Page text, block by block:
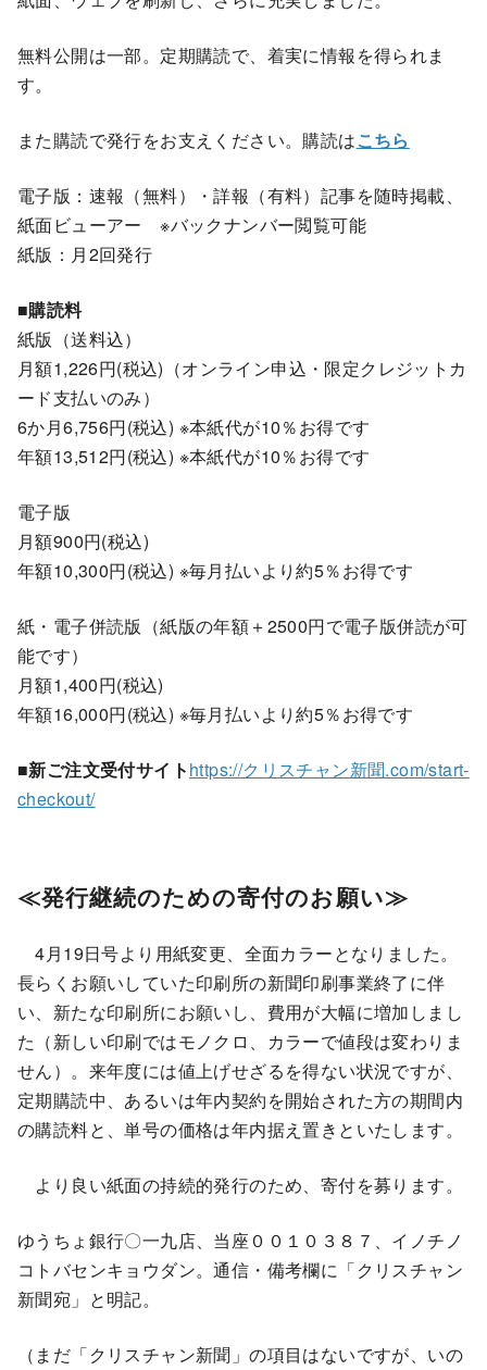
無料公開は一部。定期購読で、着実に情報を得られま
す。
また購読で発行をお支えください。購読はこちら
電子版：速報（無料）・詳報（有料）記事を随時掲載、
紙面ビューアー ※バックナンバー閲覧可能
紙版：月2回発行
■購読料
紙版（送料込）
月額1,226円(税込)（オンライン申込・限定クレジットカ
ード支払いのみ）
6か月6,756円(税込) ※本紙代が10％お得です
年額13,512円(税込) ※本紙代が10％お得です
電子版
月額900円(税込)
年額10,300円(税込) ※毎月払いより約5％お得です
紙・電子併読版（紙版の年額＋2500円で電子版併読が可
能です）
月額1,400円(税込)
年額16,000円(税込) ※毎月払いより約5％お得です
■新ご注文受付サイトhttps://クリスチャン新聞.com/start-
checkout/
≪発行継続のための寄付のお願い≫
4月19日号より用紙変更、全面カラーとなりました。
長らくお願いしていた印刷所の新聞印刷事業終了に伴
い、新たな印刷所にお願いし、費用が大幅に増加しまし
た（新しい印刷ではモノクロ、カラーで値段は変わりま
せん）。来年度には値上げせざるを得ない状況ですが、
定期購読中、あるいは年内契約を開始された方の期間内
の購読料と、単号の価格は年内据え置きといたします。
より良い紙面の持続的発行のため、寄付を募ります。
ゆうちょ銀行〇一九店、当座００１０３８７、イノチノ
コトバセンキョウダン。通信・備考欄に「クリスチャン
新聞宛」と明記。
（まだ「クリスチャン新聞」の項目はないですが、いの